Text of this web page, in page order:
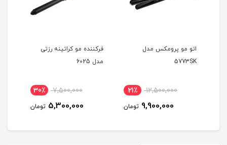
اتو مو پرومکس مدل
5773SK
12,500,000 21٪
9,900,000 تومان
فرکننده مو کراتینه رزتی
مدل 6025
7,500,000 30٪
5,300,000 تومان